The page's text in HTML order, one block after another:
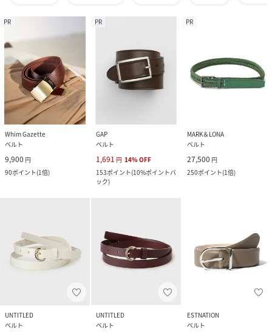
PR
Whim Gazette
ベルト
9,900 円
90ポイント(1倍)
PR
GAP
ベルト
1,691 円 14%OFF
153ポイント(10%ポイントバ
ック)
PR
MARK＆LONA
ベルト
27,500 円
250ポイント(1倍)
UNTITLED
ベルト
UNTITLED
ベルト
ESTNATION
ベルト